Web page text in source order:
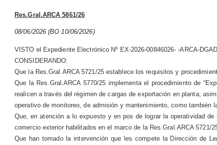
Res.Gral.ARCA 5861/26
08/06/2026 (BO 10/06/2026)
VISTO el Expediente Electrónico Nº EX-2026-00846026- -ARCA-
CONSIDERANDO:
Que la Res.Gral.ARCA 5721/25 establece los requisitos y
Que la Res.Gral.ARCA 5770/25 implementa el procedimiento de
realicen a través del régimen de cargas de exportación en planta;
operativo de monitoreo, de admisión y mantenimiento, como
Que, en atención a lo expuesto y en pos de lograr la operatividad
comercio exterior habilitados en el marco de la Res.Gral.ARCA 5721/
Que han tomado la intervención que les compete la Dirección de